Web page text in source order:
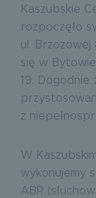
Kaszubskie
rozpoczęło
ul. Brzozowej
się w Bytowie
19. Dogodnie
z
W
wykonujemy
ABR